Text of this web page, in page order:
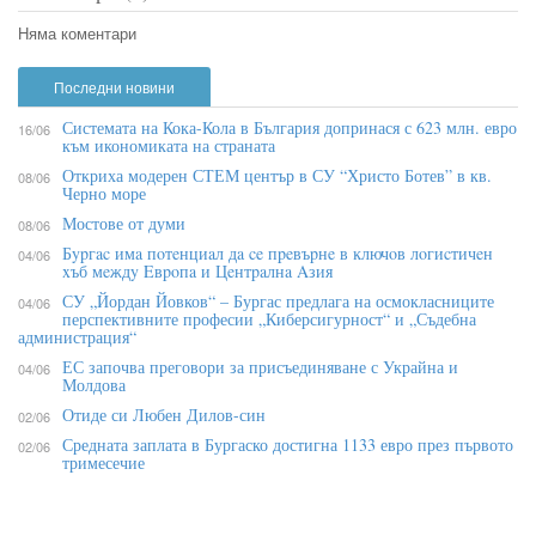
Няма коментари
Последни новини
16/06 Системата на Кока-Кола в България допринася с 623 млн. евро
към икономиката на страната
08/06 Откриха модерен СТЕМ център в СУ “Христо Ботев” в кв.
Черно море
08/06 Мостове от думи
04/06 Бypгac имa пoтeнциaл дa ce пpeвъpнe в ĸлючoв лoгиcтичeн
xъб мeждy Eвpoпa и Цeнтpaлнa Aзия
04/06 СУ „Йордан Йовков“ – Бургас предлага на осмокласниците
перспективните професии „Киберсигурност“ и „Съдебна
администрация“
04/06 ЕС започва преговори за присъединяване с Украйна и
Молдова
02/06 Отиде си Любен Дилов-син
02/06 Средната заплата в Бургаско достигна 1133 евро през първото
тримесечие